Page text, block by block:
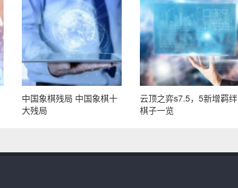
中国象棋残局 中国象棋十
大残局
云顶之弈s7.5，5新增羁绊
棋子一览